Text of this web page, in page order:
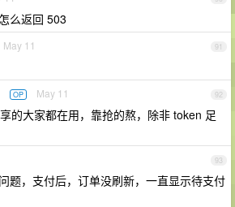
么返回 503
91
May 11
92
OP May 11
的大家都在用，靠抢的熬，除非 token 足
93
题，支付后，订单没刷新，一直显示待支付